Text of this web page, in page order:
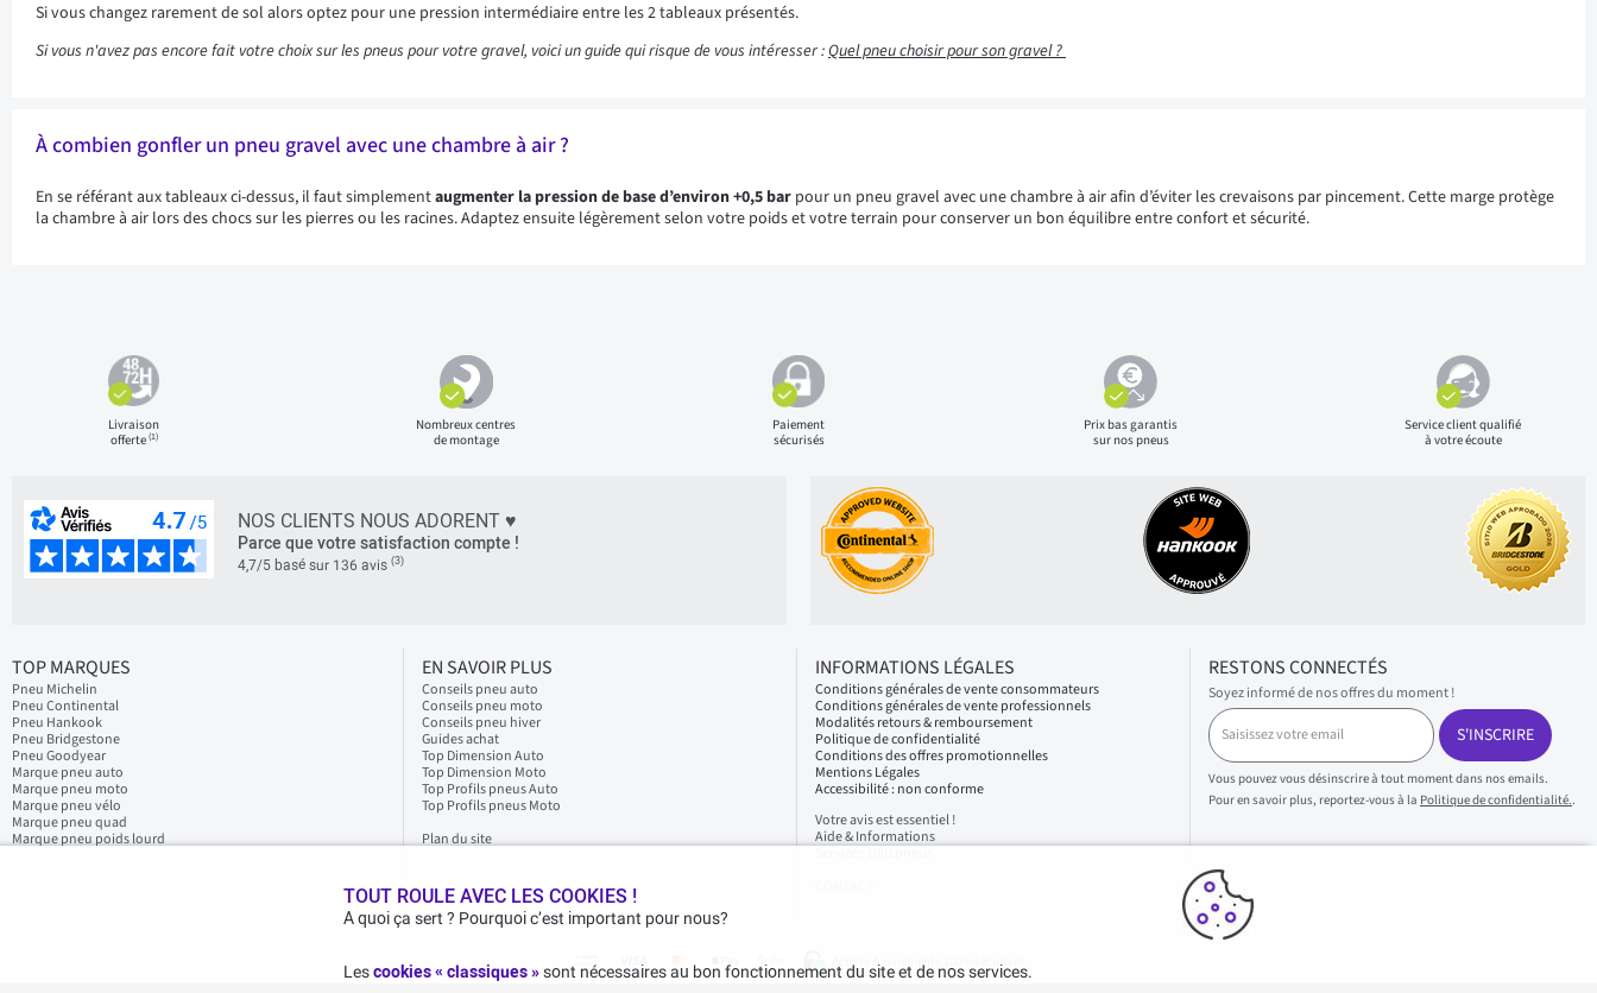
Si vous changez rarement de sol alors optez pour une pression intermédiaire entre les 2 tableaux présentés.
Si vous n'avez pas encore fait votre choix sur les pneus pour votre gravel, voici un guide qui risque de vous intéresser :Quel pneu choisir pour son gravel ?
À combien gonfler un pneu gravel avec une chambre à air ?
En se référant aux tableaux ci-dessus, il faut simplementaugmenter la pression de base d’environ +0,5 bar pour un pneu gravel avec une chambre à air afin d’éviter les crevaisons par pincement. Cette marge protège
la chambre à air lors des chocs sur les pierres ou les racines. Adaptez ensuite légèrement selon votre poids et votre terrain pour conserver un bon équilibre entre confort et sécurité.
Livraison
offerte(1)
Nombreux centres
de montage
Paiement
sécurisés
Prix basgarantis
sur nos pneus
Service client qualifié
à votre écoute
NOS CLIENTS NOUS ADORENT ♥
Parce que votre satisfaction compte !
4,7/5 basé sur 136 avis (3)
TOP MARQUES
Pneu Michelin
Pneu Continental
Pneu Hankook
Pneu Bridgestone
Pneu Goodyear
Marque pneu auto
Marque pneu moto
Marque pneu vélo
Marque pneu quad
Marque pneu poids lourd
EN SAVOIR PLUS
Conseils pneu auto
Conseils pneu moto
Conseils pneu hiver
Guides achat
Top Dimension Auto
Top Dimension Moto
Top Profils pneus Auto
Top Profils pneus Moto
Plan du site
INFORMATIONS LÉGALES
Conditions générales de vente consommateurs
Conditions générales de vente professionnels
Modalités retours & remboursement
Politique de confidentialité
Conditions des offres promotionnelles
Mentions Légales
Accessibilité : non conforme
Votre avis est essentiel !
Aide & Informations
RESTONS CONNECTÉS
Soyez informé de nos offres du moment !
S
a
s
i
s
e
z
v
o
S'INSCRIRE
Vous pouvez vous désinscrire à tout moment dans nos emails.
Pour en savoir plus, reportez-vous à la Politique de confidentialité..
Achats & paiements 100% sécurisés
TOUT ROULE AVEC LES COOKIES !
A quoi ça sert ? Pourquoi c’est important pour nous?
Lescookies « classiques »sont nécessaires au bon fonctionnement du site et de nos services.